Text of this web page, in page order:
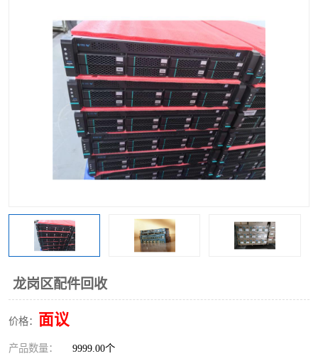
龙岗区配件回收
价格： 面议
产品数量： 9999.00个